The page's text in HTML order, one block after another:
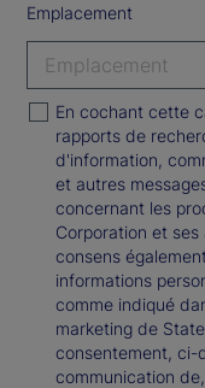
Emplacement
En cochant cette
rapports de
d'information,
et autres
concernant les
Corporation et
consens
informations
comme indiqué
marketing de
consentement, ci-
communication